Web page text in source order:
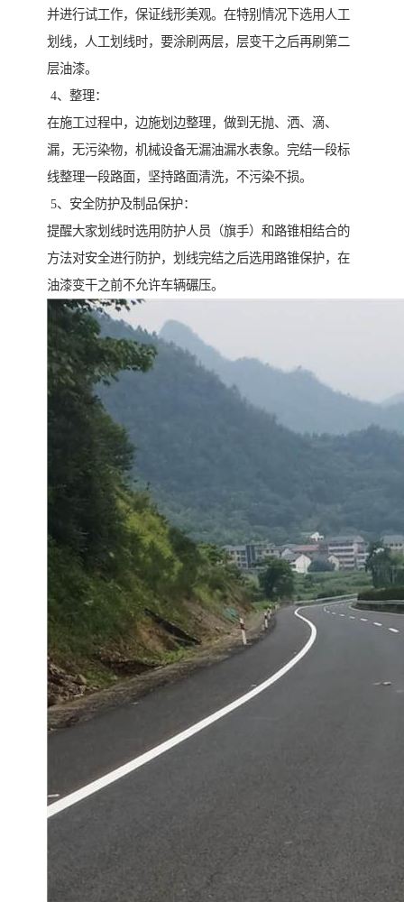
并进行试工作，保证线形美观。在特别情况下选用人工
划线，人工划线时，要涂刷两层，层变干之后再刷第二
层油漆。
4、整理：
在施工过程中，边施划边整理，做到无抛、洒、滴、
漏，无污染物，机械设备无漏油漏水表象。完结一段标
线整理一段路面，坚持路面清洗，不污染不损。
5、安全防护及制品保护：
提醒大家划线时选用防护人员（旗手）和路锥相结合的
方法对安全进行防护，划线完结之后选用路锥保护，在
油漆变干之前不允许车辆碾压。